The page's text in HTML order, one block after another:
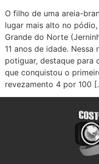
O filho de uma areia-
lugar mais alto no
Grande do Norte
11 anos de idade.
potiguar, destaque para
que conquistou o
revezamento 4 por 100